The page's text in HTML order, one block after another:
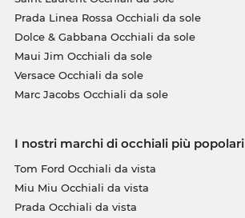
Prada Linea Rossa Occhiali da sole
Dolce & Gabbana Occhiali da sole
Maui Jim Occhiali da sole
Versace Occhiali da sole
Marc Jacobs Occhiali da sole
I nostri marchi di occhiali più popolari
Tom Ford Occhiali da vista
Miu Miu Occhiali da vista
Prada Occhiali da vista